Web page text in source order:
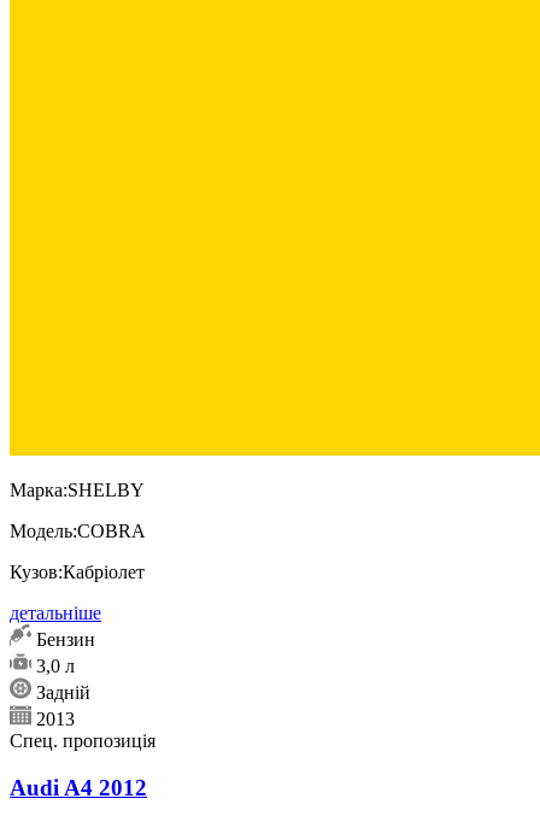
Марка:SHELBY
Модель:COBRA
Кузов:Кабріолет
детальніше
Бензин
3,0 л
Задній
2013
Спец. пропозиція
Audi A4 2012